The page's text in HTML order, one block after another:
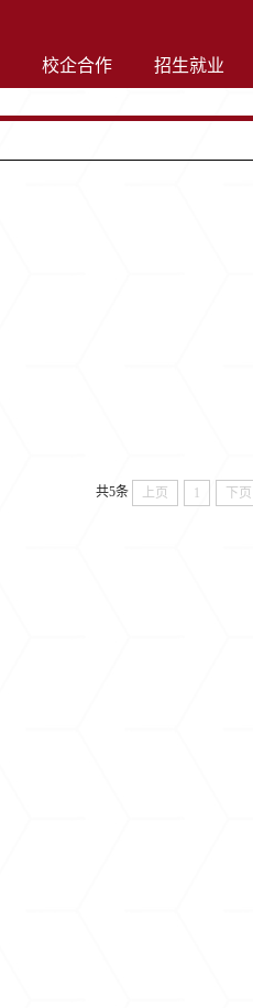
校企合作 招生就业
共5条 上页 1 下页